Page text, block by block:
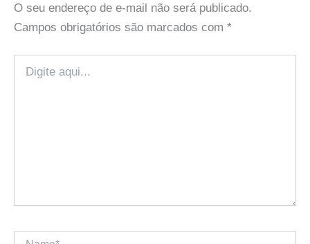
O seu endereço de e-mail não será publicado.
Campos obrigatórios são marcados com *
aqui...